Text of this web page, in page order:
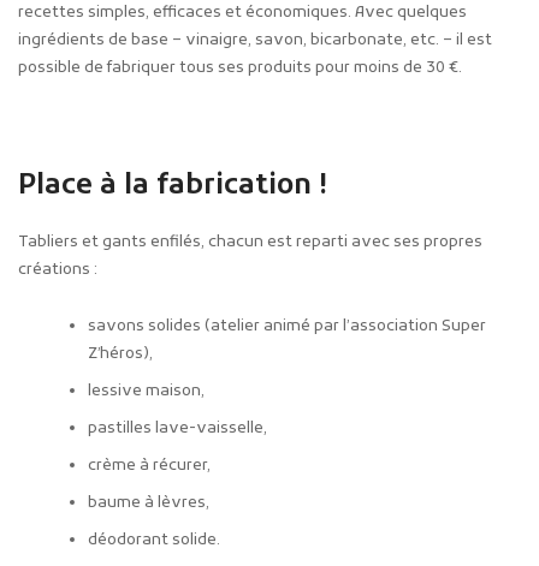
recettes simples, efficaces et économiques. Avec quelques
ingrédients de base – vinaigre, savon, bicarbonate, etc. – il est
possible de fabriquer tous ses produits pour moins de 30 €.
Place à la fabrication !
Tabliers et gants enfilés, chacun est reparti avec ses propres
créations :
savons solides (atelier animé par l’association Super
Z’héros),
lessive maison,
pastilles lave-vaisselle,
crème à récurer,
baume à lèvres,
déodorant solide.